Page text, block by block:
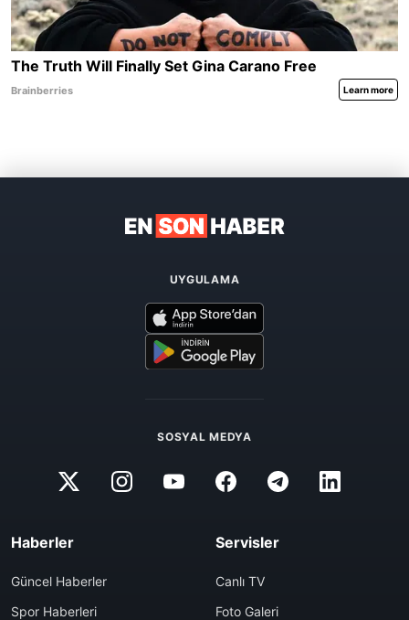
UYGULAMA
SOSYAL MEDYA
Haberler
Güncel Haberler
Spor Haberleri
Servisler
Canlı TV
Foto Galeri